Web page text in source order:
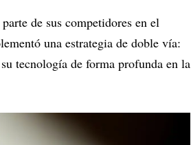
de sus competidores en el
una estrategia de doble vía:
tecnología de forma profunda en la